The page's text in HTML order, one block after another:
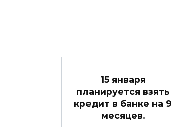
15 января
планируется взять
кредит в банке на 9
месяцев.